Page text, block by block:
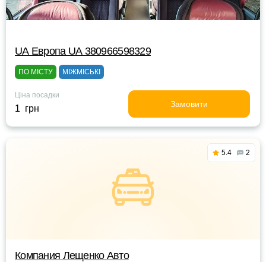
UА Европа UА 380966598329
ПО МІСТУ МІЖМІСЬКІ
Ціна посадки
1 грн Замовити
5.4 2
Компания Лещенко Авто